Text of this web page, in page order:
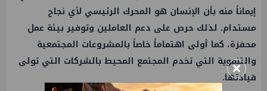
إيماناً منه بأن الإنسان هو المحرك الرئيسي لأي نجاح
مستدام. لذلك حرص على دعم العاملين وتوفير بيئة عمل
محفزة، كما أولى اهتماماً خاصاً بالمشروعات المجتمعية
والتنموية التي تخدم المجتمع المحيط بالشركات التي تولى
قيادتها.
×